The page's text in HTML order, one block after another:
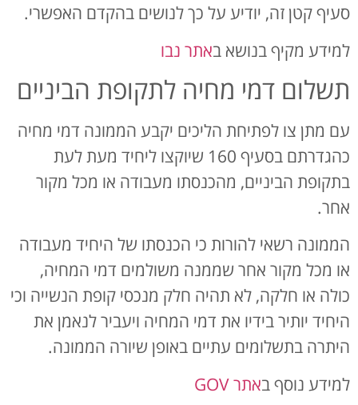
סעיף קטן זה, יודיע על כך לנושים בהקדם האפשרי.
למידע מקיף בנושא באתר נבו
תשלום דמי מחיה לתקופת הביניים
עם מתן צו לפתיחת הליכים יקבע הממונה דמי מחיה
כהגדרתם בסעיף 160 שיוקצו ליחיד מעת לעת
בתקופת הביניים, מהכנסתו מעבודה או מכל מקור
אחר.
הממונה רשאי להורות כי הכנסתו של היחיד מעבודה
או מכל מקור אחר שממנה משולמים דמי המחיה,
כולה או חלקה, לא תהיה חלק מנכסי קופת הנשייה וכי
היחיד יותיר בידיו את דמי המחיה ויעביר לנאמן את
היתרה בתשלומים עתיים באופן שיורה הממונה.
למידע נוסף באתר GOV